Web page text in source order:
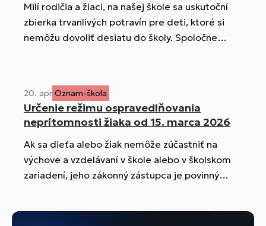
Milí rodičia a žiaci, na našej škole sa uskutoční
zbierka trvanlivých potravín pre deti, ktoré si
nemôžu dovoliť desiatu do školy. Spoločne
20. apr Oznam-škola
Určenie režimu ospravedlňovania
neprítomnosti žiaka od 15. marca 2026
Ak sa dieťa alebo žiak nemôže zúčastniť na
výchove a vzdelávaní v škole alebo v školskom
zariadení, jeho zákonný zástupca je povinný